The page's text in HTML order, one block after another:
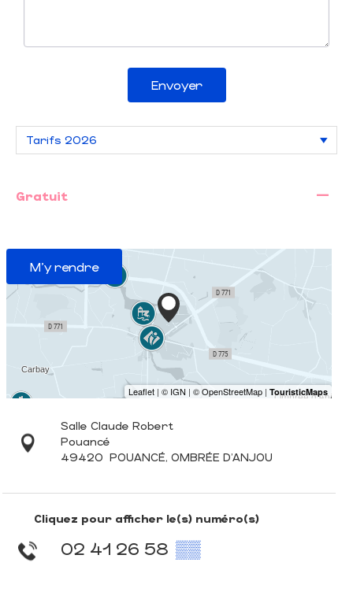
Envoyer
Gratuit —
M'y rendre
Salle Claude Robert
Pouancé
49420 POUANCÉ, OMBRÉE D'ANJOU
Cliquez pour afficher le(s) numéro(s)
02 41 26 58 ▒▒